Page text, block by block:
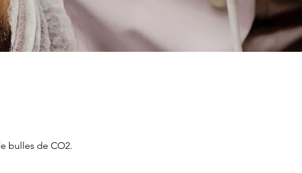
bulles de CO2.